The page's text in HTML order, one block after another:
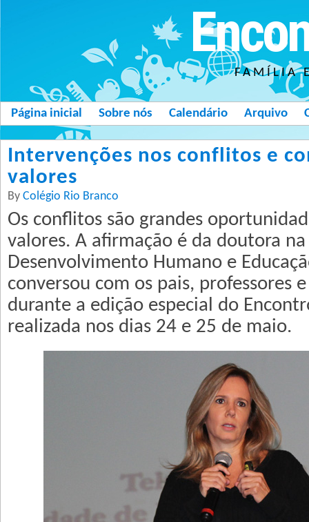
FAMÍLIA
Página inicial Sobre nós Calendário Arquivo
Intervenções nos conflitos e
valores
By Colégio Rio Branco
Os conflitos são grandes
valores. A afirmação é da doutora
Desenvolvimento Humano e
conversou com os pais, professores
durante a edição especial do
realizada nos dias 24 e 25 de maio.